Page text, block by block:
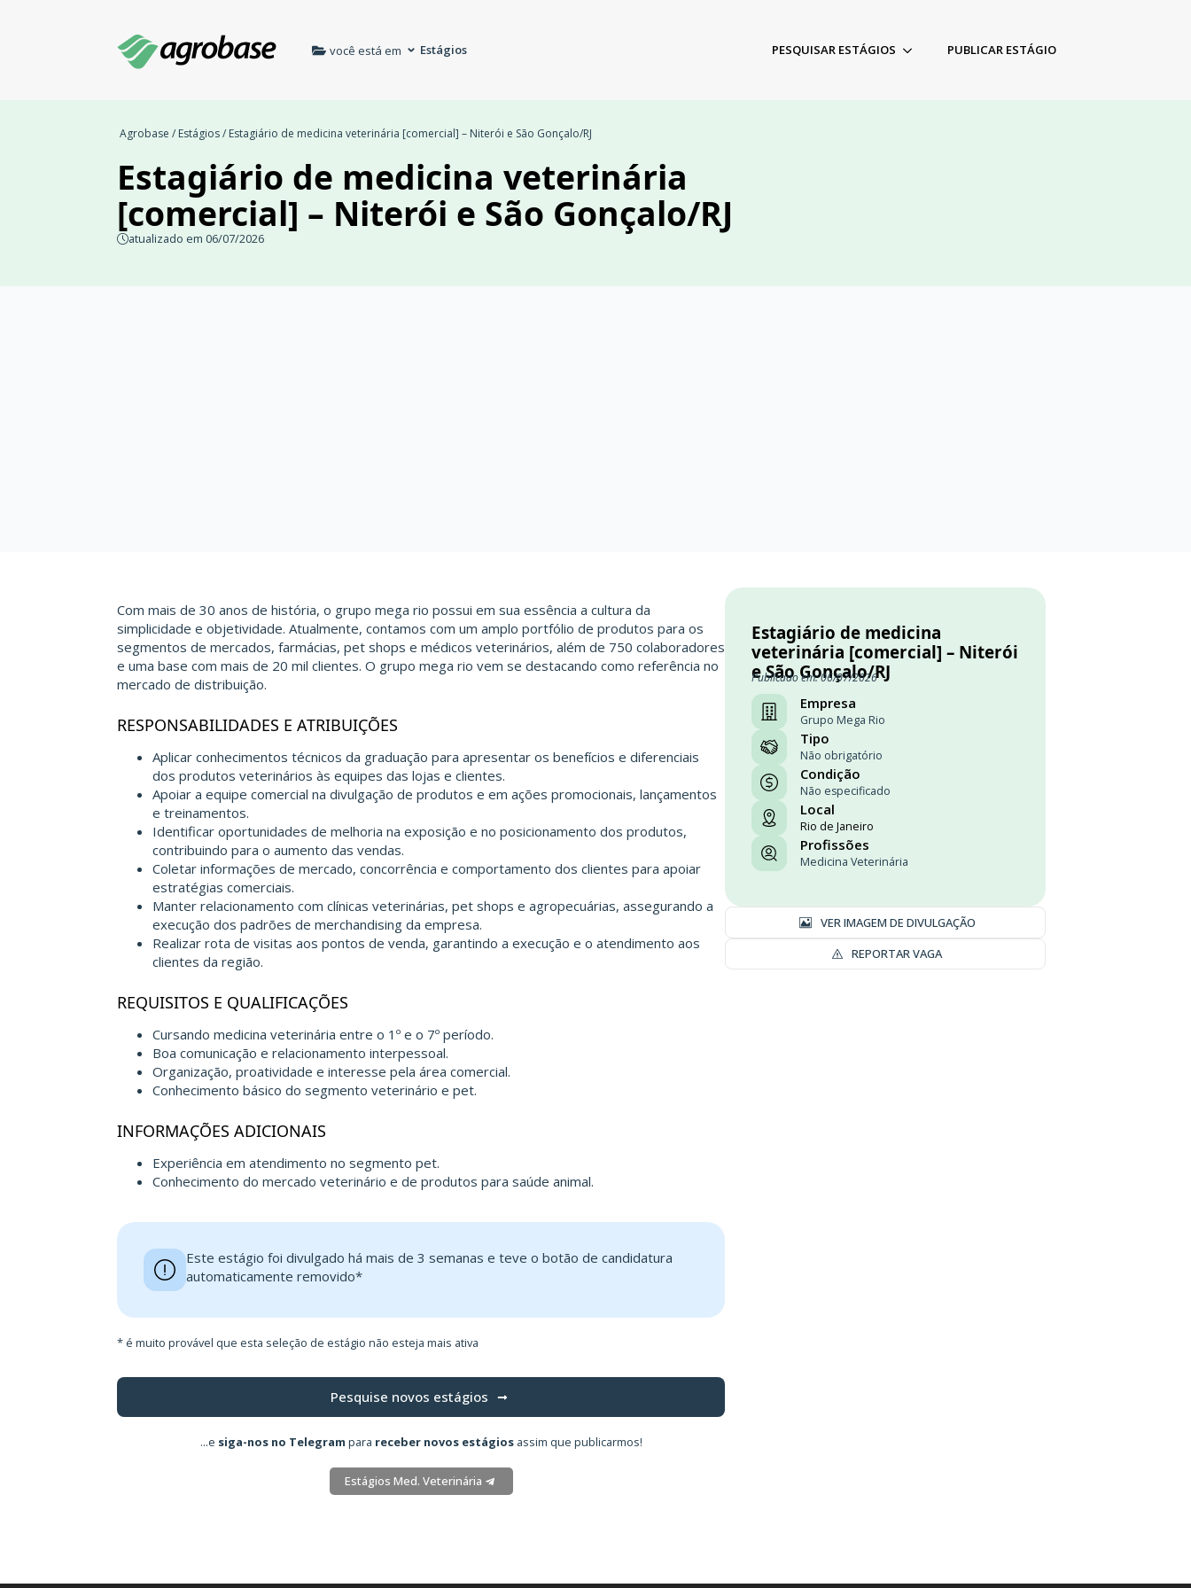
você está em Estágios PESQUISAR ESTÁGIOS PUBLICAR ESTÁGIO
Agrobase / Estágios/ Estagiário de medicina veterinária [comercial] – Niterói e São Gonçalo/RJ
Estagiário de medicina veterinária
[comercial] – Niterói e São Gonçalo/RJ
atualizado em 06/07/2026
Com mais de 30 anos de história, o grupo mega rio possui em sua essência a cultura da
simplicidade e objetividade. Atualmente, contamos com um amplo portfólio de produtos para os
segmentos de mercados, farmácias, pet shops e médicos veterinários, além de 750 colaboradores
e uma base com mais de 20 mil clientes. O grupo mega rio vem se destacando como referência no
mercado de distribuição.
RESPONSABILIDADES E ATRIBUIÇÕES
Aplicar conhecimentos técnicos da graduação para apresentar os benefícios e diferenciais
dos produtos veterinários às equipes das lojas e clientes.
Apoiar a equipe comercial na divulgação de produtos e em ações promocionais, lançamentos
e treinamentos.
Identificar oportunidades de melhoria na exposição e no posicionamento dos produtos,
contribuindo para o aumento das vendas.
Coletar informações de mercado, concorrência e comportamento dos clientes para apoiar
estratégias comerciais.
Manter relacionamento com clínicas veterinárias, pet shops e agropecuárias, assegurando a
execução dos padrões de merchandising da empresa.
Realizar rota de visitas aos pontos de venda, garantindo a execução e o atendimento aos
clientes da região.
REQUISITOS E QUALIFICAÇÕES
Cursando medicina veterinária entre o 1º e o 7º período.
Boa comunicação e relacionamento interpessoal.
Organização, proatividade e interesse pela área comercial.
Conhecimento básico do segmento veterinário e pet.
INFORMAÇÕES ADICIONAIS
Experiência em atendimento no segmento pet.
Conhecimento do mercado veterinário e de produtos para saúde animal.
Este estágio foi divulgado há mais de 3 semanas e teve o botão de candidatura
automaticamente removido*
* é muito provável que esta seleção de estágio não esteja mais ativa
Pesquise novos estágios
...e siga-nos no Telegram para receber novos estágiosassim que publicarmos!
Estágios Med. Veterinária
Estagiário de medicina
veterinária [comercial] – Niterói
e São Gonçalo/RJ
Publicado em: 06/07/2026
Empresa
Grupo Mega Rio
Tipo
Não obrigatório
Condição
Não especificado
Local
Rio de Janeiro
Profissões
Medicina Veterinária
VER IMAGEM DE DIVULGAÇÃO
REPORTAR VAGA